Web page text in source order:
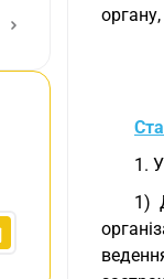
1.
1)